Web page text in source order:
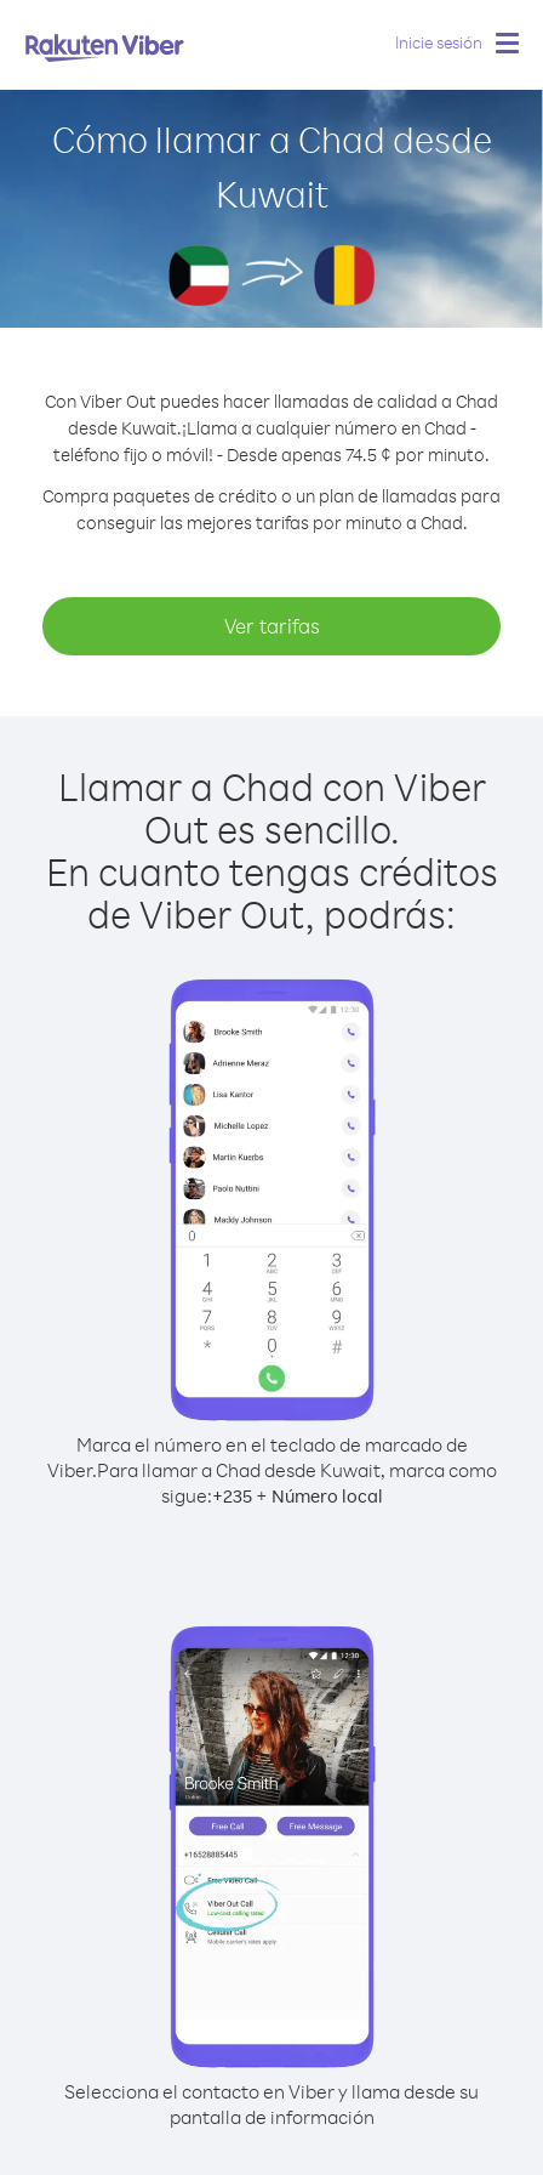
Inicie sesión
Cómo llamar a Chad desde
Kuwait
Con Viber Out puedes hacer llamadas de calidad a Chad
desde Kuwait.¡Llama a cualquier número en Chad -
teléfono fijo o móvil! - Desde apenas 74.5 ¢ por minuto.
Compra paquetes de crédito o un plan de llamadas para
conseguir las mejores tarifas por minuto a Chad.
Ver tarifas
Llamar a Chad con Viber
Out es sencillo.
En cuanto tengas créditos
de Viber Out, podrás:
Marca el número en el teclado de marcado de
Viber.Para llamar a Chad desde Kuwait, marca como
sigue:+235+ Número local
Selecciona el contacto en Viber y llama desde su
pantalla de información